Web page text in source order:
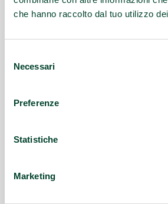
che hanno raccolto dal tuo utilizzo
delNecessari
Preferenze
Statistiche
Marketing
promuovono la salute